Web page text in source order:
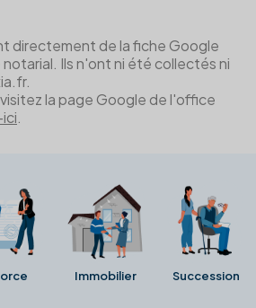
directement de la fiche Google
Ils n'ont ni été collectés ni
la page Google de l'office
.
Immobilier Succession